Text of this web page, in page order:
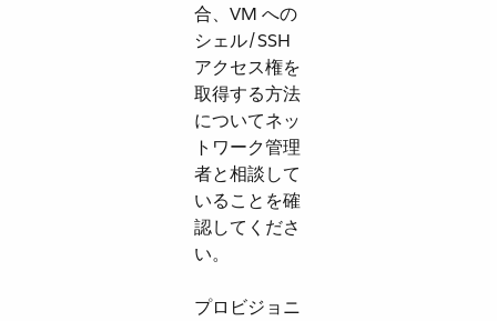
合、VM への
シェル/SSH
アクセス権を
取得する方法
についてネッ
トワーク管理
者と相談して
いることを確
認してくださ
い。
プロビジョニ